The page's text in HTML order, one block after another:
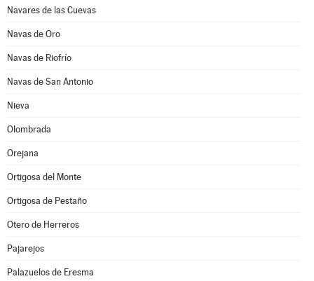
Navares de las Cuevas
Navas de Oro
Navas de Riofrío
Navas de San Antonio
Nieva
Olombrada
Orejana
Ortigosa del Monte
Ortigosa de Pestaño
Otero de Herreros
Pajarejos
Palazuelos de Eresma